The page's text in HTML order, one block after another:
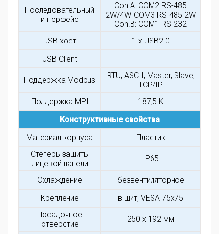
Последовательный
интерфейс
Con.A: COM2 RS-485
2W/4W, COM3 RS-485 2W
Con.B: COM1 RS-232
USB хост
1 x USB2.0
USB Client
-
Поддержка Modbus
RTU, ASCII, Master, Slave,
TCP/IP
Поддержка MPI
187,5 K
Конструктивные свойства
Материал корпуса
Пластик
Степерь защиты
лицевой панели
IP65
Охлаждение
безвентиляторное
Крепление
в щит, VESA 75x75
Посадочное
отверстие
250 x 192 мм